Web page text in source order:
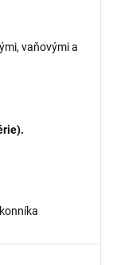
vaňovými a